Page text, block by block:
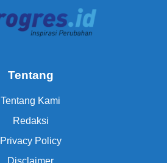
Tentang
Tentang Kami
Redaksi
Privacy Policy
Disclaimer